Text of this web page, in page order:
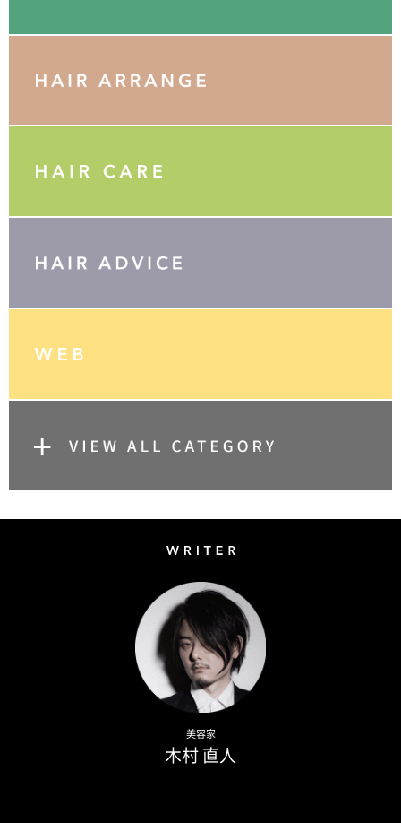
美容家
木村 直人